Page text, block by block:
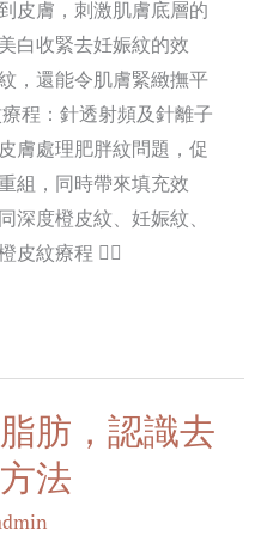
皮膚，刺激肌膚底層的
白收緊去妊娠紋的效
，還能令肌膚緊緻撫平
程：針透射頻及針離子
膚處理肥胖紋問題，促
組，同時帶來填充效
深度橙皮紋、妊娠紋、
皮紋療程 👈🏻
肪，認識去
法